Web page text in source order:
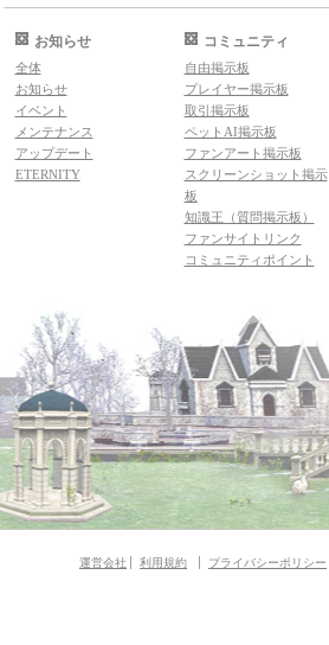
お知らせ
全体
お知らせ
イベント
メンテナンス
アップデート
ETERNITY
コミュニティ
自由掲示板
プレイヤー掲示板
取引掲示板
ペットAI掲示板
ファンアート掲示板
スクリーンショット掲示
板
知識王（質問掲示板）
ファンサイトリンク
コミュニティポイント
運営会社 利用規約 プライバシーポリシー